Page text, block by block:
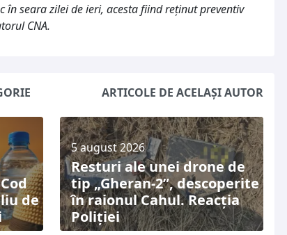
în seara zilei de ieri, acesta fiind reţinut preventiv
CNA.
ARTICOLE DE ACELAȘI AUTOR
de
5 august 2026
Resturi ale unei drone de
tip „Gheran-2”, descoperite
în raionul Cahul. Reacția
Poliției